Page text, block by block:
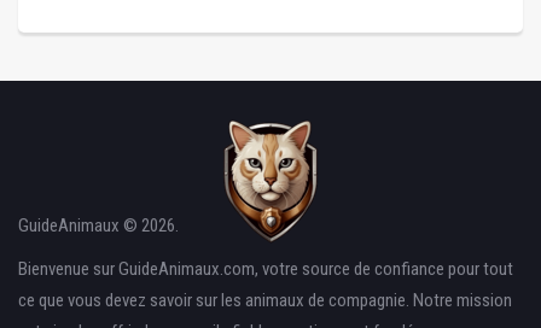
GuideAnimaux © 2026.
Bienvenue sur GuideAnimaux.com, votre source de confiance pour tout
ce que vous devez savoir sur les animaux de compagnie. Notre mission